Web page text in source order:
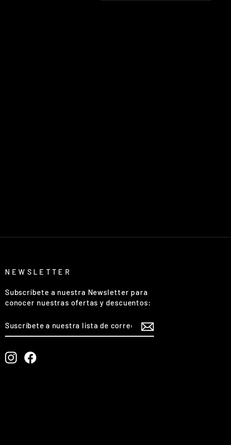
NEWSLETTER
Subscríbete a nuestra Newsletter para
conocer nuestras ofertas y descuentos:
A
NUESTRA
DE
CORREO
InstagramFacebook